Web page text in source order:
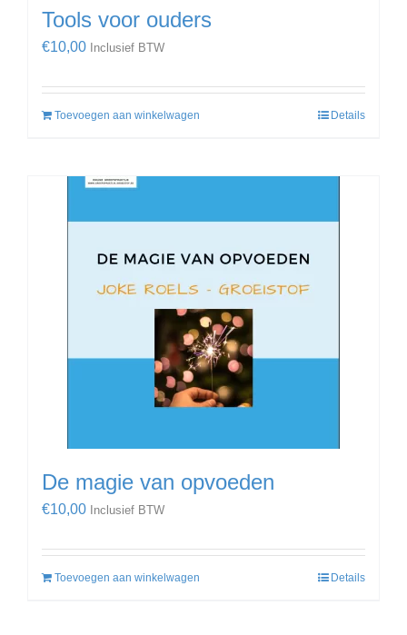
Tools voor ouders
€10,00 Inclusief BTW
Toevoegen aan winkelwagen Details
De magie van opvoeden
€10,00 Inclusief BTW
Toevoegen aan winkelwagen Details